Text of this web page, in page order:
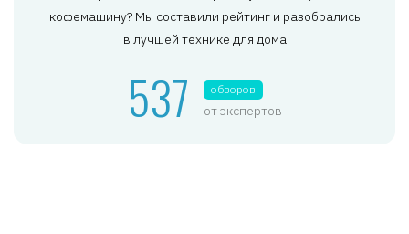
кофемашину? Мы составили рейтинг и разобрались
в лучшей технике для дома
537 обзоров
от экспертов